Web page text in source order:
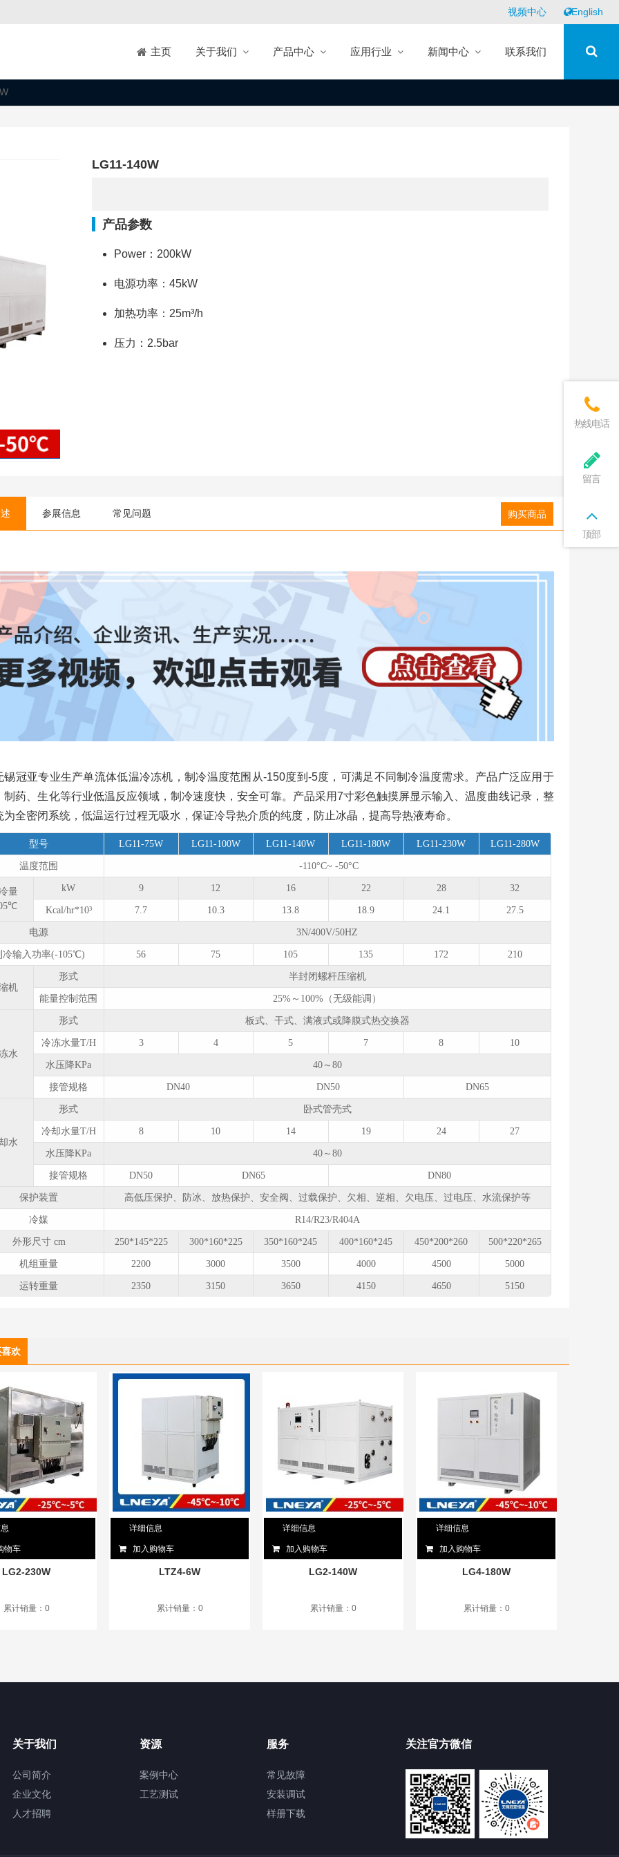
视频中心 English
主页 关于我们 产品中心 应用行业 新闻中心 联系我们
LG11-140W
产品参数
Power：200kW
电源功率：45kW
加热功率：25m³/h
压力：2.5bar
参展信息 常见问题 购买商品
锡冠亚专业生产单流体低温冷冻机，制冷温度范围从-150度到-5度，可满足不同制冷温度需求。产品广泛应用于
制药、生化等行业低温反应领域，制冷速度快，安全可靠。产品采用7寸彩色触摸屏显示输入、温度曲线记录，整
为全密闭系统，低温运行过程无吸水，保证冷导热介质的纯度，防止冰晶，提高导热液寿命。
型号 LG11-75W LG11-100W LG11-140W LG11-180W LG11-230W LG11-280W
温度范围 -110°C~ -50°C
量
kW 9 12 16 22 28 32
Kcal/hr*10³ 7.7 10.3 13.8 18.9 24.1 27.5
电源 3N/400V/50HZ
冷输入功率(-105℃) 56 75 105 135 172 210
机
形式 半封闭螺杆压缩机
能量控制范围 25%～100%（无级能调）
水
形式 板式、干式、满液式或降膜式热交换器
冷冻水量T/H 3 4 5 7 8 10
水压降KPa 40～80
接管规格 DN40 DN50 DN65
水
形式 卧式管壳式
冷却水量T/H 8 10 14 19 24 27
水压降KPa 40～80
接管规格 DN50 DN65 DN80
保护装置 高低压保护、防冰、放热保护、安全阀、过载保护、欠相、逆相、欠电压、过电压、水流保护等
冷媒 R14/R23/R404A
外形尺寸 cm 250*145*225 300*160*225 350*160*245 400*160*245 450*200*260 500*220*265
机组重量 2200 3000 3500 4000 4500 5000
运转重量 2350 3150 3650 4150 4650 5150
欢
物车
LG2-230W
累计销量：0
详细信息
加入购物车
LTZ4-6W
累计销量：0
详细信息
加入购物车
LG2-140W
累计销量：0
详细信息
加入购物车
LG4-180W
累计销量：0
关于我们
公司简介
企业文化
人才招聘
资源
案例中心
工艺测试
服务
常见故障
安装调试
样册下载
关注官方微信
热线电话
留言
顶部